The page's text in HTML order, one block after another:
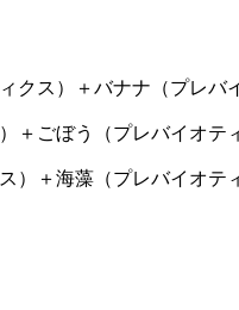
クス）＋バナナ（プレバ
＋ごぼう（プレバイオテ
）＋海藻（プレバイオテ